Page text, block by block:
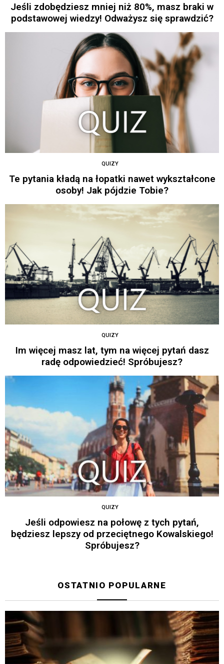
Jeśli zdobędziesz mniej niż 80%, masz braki w
podstawowej wiedzy! Odważysz się sprawdzić?
QUIZY
Te pytania kładą na łopatki nawet wykształcone
osoby! Jak pójdzie Tobie?
QUIZY
Im więcej masz lat, tym na więcej pytań dasz
radę odpowiedzieć! Spróbujesz?
QUIZY
Jeśli odpowiesz na połowę z tych pytań,
będziesz lepszy od przeciętnego Kowalskiego!
Spróbujesz?
OSTATNIO POPULARNE